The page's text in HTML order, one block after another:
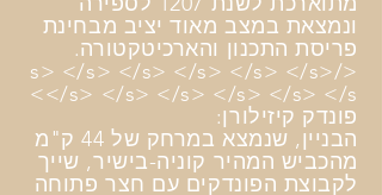
ונמצאת במצב מאוד יציב מבחינת
פריסת התכנון והארכיטקטורה.
</s> </s> </s> </s> </s> </s>
</s> </s> </s> </s> </s> </s>
פונדק קיזילורן:
הבניין, שנמצא במרחק של 44 ק"מ
מהכביש המהיר קוניה-בישיר, שייך
לקבוצת הפונדקים עם חצר פתוחה